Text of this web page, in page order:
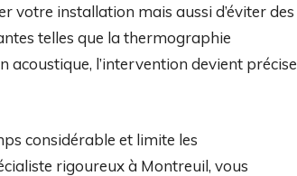
votre installation mais aussi d’éviter des
telles que la thermographie
acoustique, l’intervention devient précise
considérable et limite les
rigoureux à Montreuil, vous